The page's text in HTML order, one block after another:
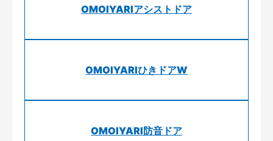
OMOIYARIアシストドア
OMOIYARIひきドアW
OMOIYARI防音ドア